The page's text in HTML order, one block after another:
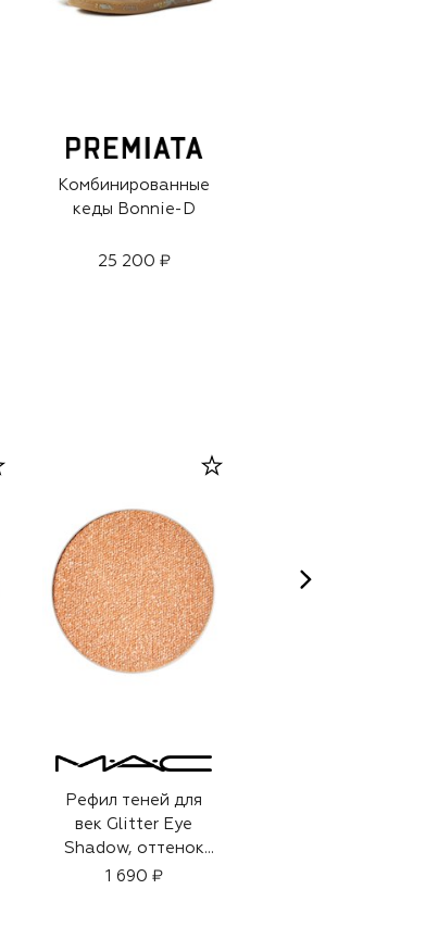
Комбинированные
кеды Bonnie-D
25 200 ₽
Рефил теней для
век Glitter Eye
Shadow, оттенок
Oh So Guilty (1g)
1 690 ₽